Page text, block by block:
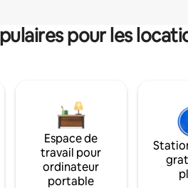
pour les
Espace de
travail pour
ordinateur
portable